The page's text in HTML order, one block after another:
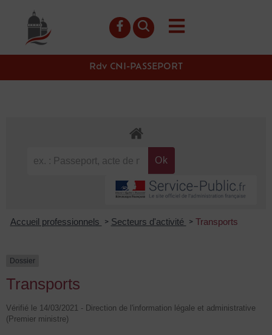
principal
Rdv CNI-PASSEPORT
Accueil professionnels > Secteurs d'activité > Transports
Dossier
Transports
Vérifié le 14/03/2021 - Direction de l'information légale et administrative
(Premier ministre)